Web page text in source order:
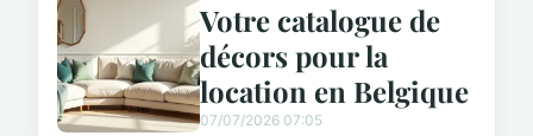
Votre catalogue de
décors pour la
location en Belgique
07/07/2026 07:05